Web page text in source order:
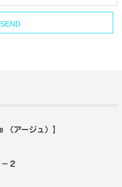
（アージュ） 】
２